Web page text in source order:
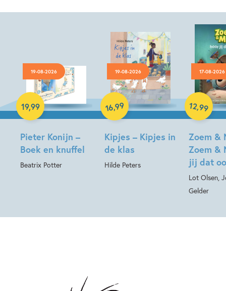
19-08-2026
Pieter Konijn –
Boek en knuffel
Beatrix Potter
19,99
Hardcover
19-08-2026
Kipjes – Kipjes in
de klas
Hilde Peters
16,99
Hardcover
17-08-2026
Zoem &
Zoem &
jij dat
Lot Olsen,
Gelder
12,99
Hardcover